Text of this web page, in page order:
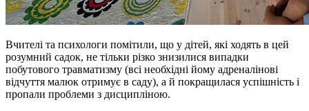
Вчителі та психологи помітили, що у дітей, які ходять в цей
розумний садок, не тільки різко знизилися випадки
побутового травматизму (всі необхідні йому адреналінові
відчуття малюк отримує в саду), а й покращилася успішність і
пропали проблеми з дисципліною.